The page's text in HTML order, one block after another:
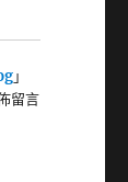
」
留言